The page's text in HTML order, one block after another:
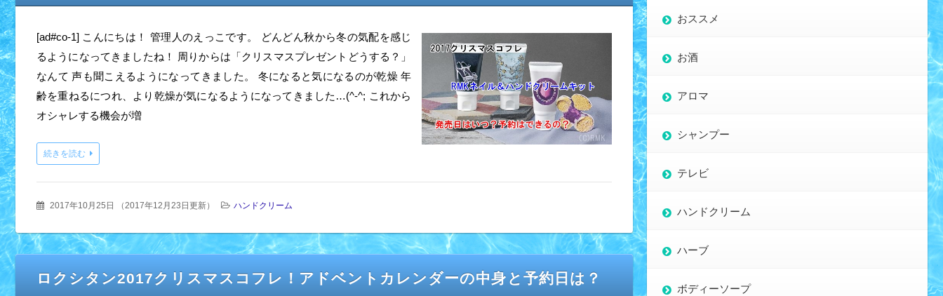
[ad#co-1] こんにちは！ 管理人のえっこです。 どんどん秋から冬の気配を感じ
るようになってきましたね！ 周りからは「クリスマスプレゼントどうする？」
なんて 声も聞こえるようになってきました。 冬になると気になるのが乾燥 年
齢を重ねるにつれ、より乾燥が気になるようになってきました…(^-^; これから
オシャレする機会が増
続きを読む
2017年10月25日 （2017年12月23日更新） ハンドクリーム
ロクシタン2017クリスマスコフレ！アドベントカレンダーの中身と予約日は？
おススメ
お酒
アロマ
シャンプー
テレビ
ハンドクリーム
ハーブ
ボディーソープ